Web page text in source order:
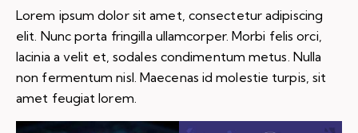
Lorem ipsum dolor sit amet, consectetur adipiscing
elit. Nunc porta fringilla ullamcorper. Morbi felis orci,
lacinia a velit et, sodales condimentum metus. Nulla
non fermentum nisl. Maecenas id molestie turpis, sit
amet feugiat lorem.